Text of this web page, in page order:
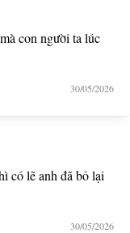
con người ta lúc
30/05/2026
có lẽ anh đã bỏ lại
30/05/2026